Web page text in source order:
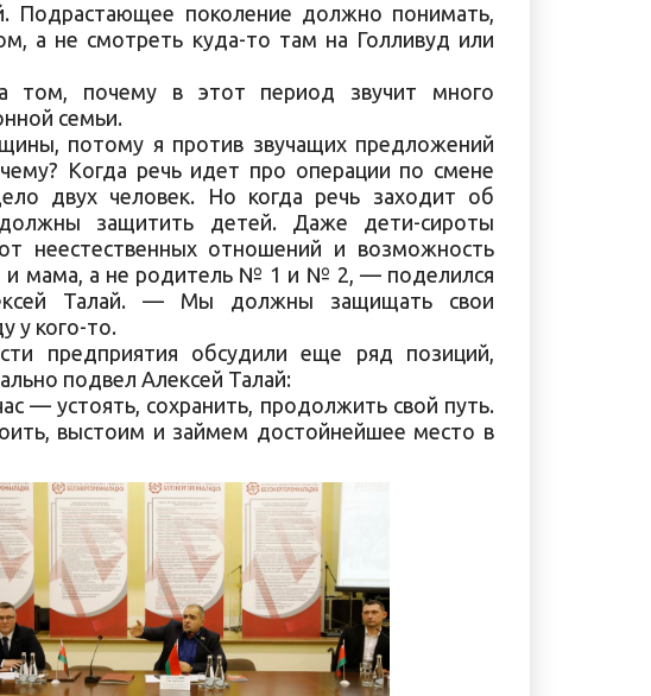
Подрастающее поколение должно понимать,
а не смотреть куда-то там на Голливуд или
том, почему в этот период звучит много
семьи.
потому я против звучащих предложений
Когда речь идет про операции по смене
двух человек. Но когда речь заходит об
защитить детей. Даже дети-сироты
неестественных отношений и возможность
и мама, а не родитель № 1 и № 2, — поделился
Талай. — Мы должны защищать свои
у кого-то.
предприятия обсудили еще ряд позиций,
подвел Алексей Талай:
— устоять, сохранить, продолжить свой путь.
выстоим и займем достойнейшее место в